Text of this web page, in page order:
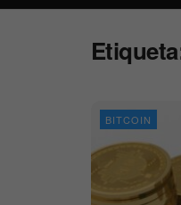
BITCOIN